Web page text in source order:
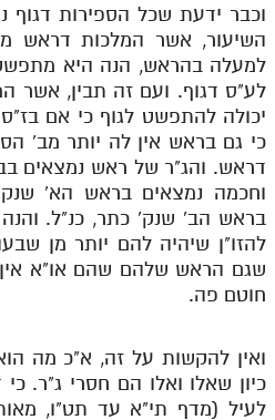
וכבר ידעת שכל הספירות
השיעור, אשר המלכות דראש
למעלה בהראש, הנה היא
לע"ס דגוף. ועם זה תבין, אשר
יכולה להתפשט לגוף כי אם
כי גם בראש אין לה יותר מב'
דראש. והג"ר של ראש נמצאים
וחכמה נמצאים בראש הא'
בראש הב' שנק' כתר, כנ"ל.
להזו"ן שיהיה להם יותר מן
שגם הראש שלהם שהם או"א
חוטם פה.
ואין להקשות על זה, א"כ מה
כיון שאלו ואלו הם חסרי ג"ר.
לעיל (מדף תי"א עד תט"ו,